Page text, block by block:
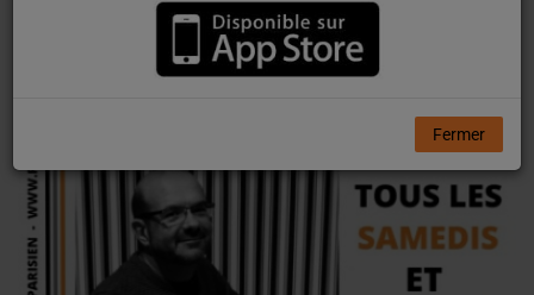
Fermer